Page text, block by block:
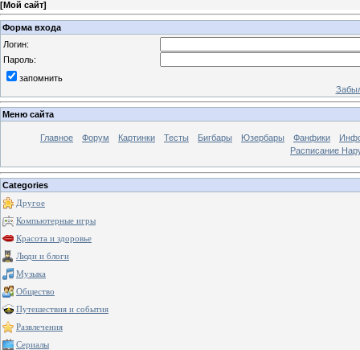
[Мой сайт]
Форма входа
Логин:
Пароль:
запомнить
Меню сайта
Главное Форум Картинки Тесты Бигбары Юзербары Фанфики
Расписание
Categories
Другое
Компьютерные игры
Красота и здоровье
Люди и блоги
Музыка
Общество
Путешествия и события
Развлечения
Сериалы